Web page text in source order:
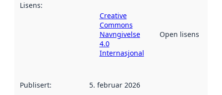
Lisens:
Creative
Commons
Navngivelse
4.0
Internasjonal
Open lisens
Publisert: 5. februar 2026